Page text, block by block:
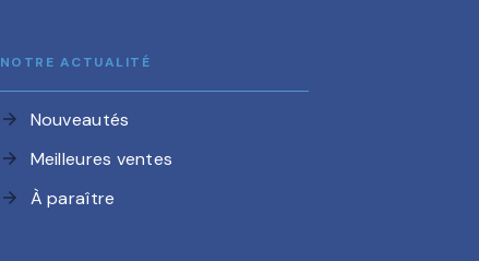
NOTRE ACTUALITÉ
arrow_forward Nouveautés
arrow_forward Meilleures ventes
arrow_forward À paraître